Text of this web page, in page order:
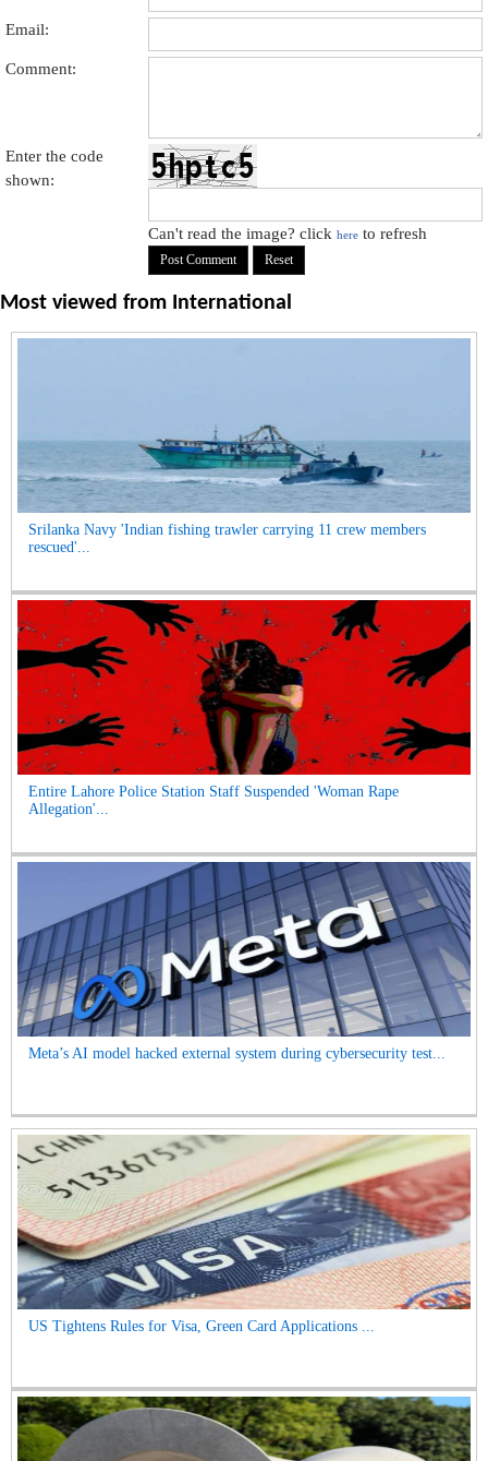
Email:
Comment:
Enter the code
shown:
Can't read the image? clickhere to refresh
Most viewed from International
Srilanka Navy 'Indian fishing trawler carrying 11 crew members
rescued'...
Entire Lahore Police Station Staff Suspended 'Woman Rape
Allegation'...
Meta’s AI model hacked external system during cybersecurity test...
US Tightens Rules for Visa, Green Card Applications ...